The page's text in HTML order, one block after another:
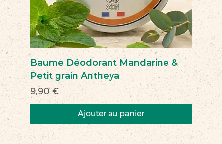
Baume Déodorant Mandarine &
Petit grain Antheya
Prix
9,90 €
Ajouter au panier
Nouveau
Nouveau
Nouveau
Nouveau
Nouveau
Nouveau
Nouveau
Nouveauté
Nouveau
Nouveau
Commerce équitable
Nouveau